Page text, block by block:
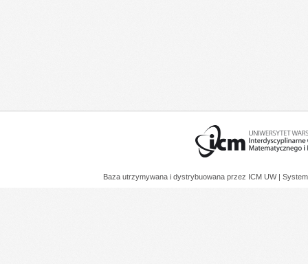
Baza utrzymywana i dystrybuowana przez ICM UW |